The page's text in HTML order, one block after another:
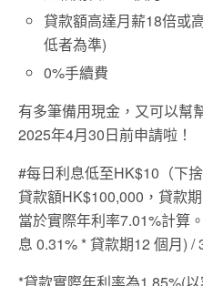
貸款額高達月薪18倍或
低者為準)
0%手續費
有多筆備用現金，又可以幫
2025年4月30日前申請啦！
#每日利息低至HK$10（下
貸款額HK$100,000，貸款
當於實際年利率7.01%計算
息 0.31% * 貸款期12 個月) /
*貸款實際年利率為1.85%(